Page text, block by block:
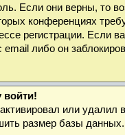
Если они верны, то
конференциях
регистрации.
либо он
войти!
или
размер базы данных.